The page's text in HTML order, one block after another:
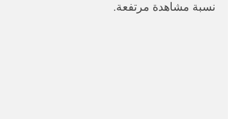
نسبة مشاهدة مرتفعة.